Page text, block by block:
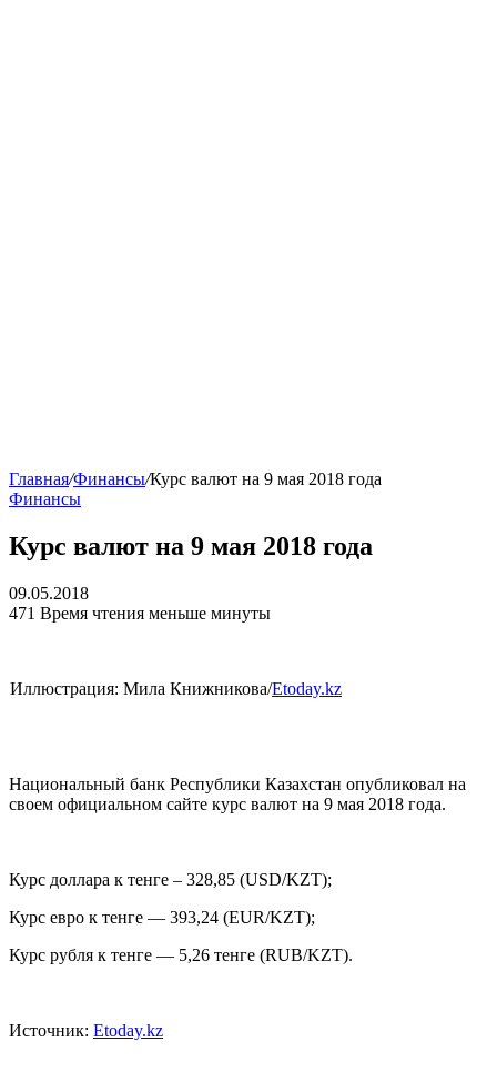
Главная/Финансы/Курс валют на 9 мая 2018 года
Финансы
Курс валют на 9 мая 2018 года
09.05.2018
471 Время чтения меньше минуты
Иллюстрация: Мила Книжникова/Etoday.kz
Национальный банк Республики Казахстан опубликовал на
своем официальном сайте курс валют на 9 мая 2018 года.
Курс доллара к тенге – 328,85 (USD/KZT);
Курс евро к тенге — 393,24 (EUR/KZT);
Курс рубля к тенге — 5,26 тенге (RUB/KZT).
Источник: Etoday.kz